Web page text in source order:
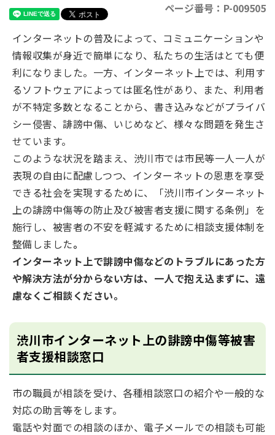
ページ番号：P-009505
インターネットの普及によって、コミュニケーションや
情報収集が身近で簡単になり、私たちの生活はとても便
利になりました。一方、インターネット上では、利用す
るソフトウェアによっては匿名性があり、また、利用者
が不特定多数となることから、書き込みなどがプライバ
シー侵害、誹謗中傷、いじめなど、様々な問題を発生さ
せています。
このような状況を踏まえ、渋川市では市民等一人一人が
表現の自由に配慮しつつ、インターネットの恩恵を享受
できる社会を実現するために、「渋川市インターネット
上の誹謗中傷等の防止及び被害者支援に関する条例」を
施行し、被害者の不安を軽減するために相談支援体制を
整備しました。
インターネット上で誹謗中傷などのトラブルにあった方
や解決方法が分からない方は、一人で抱え込まずに、遠
慮なくご相談ください。
渋川市インターネット上の誹謗中傷等被害
者支援相談窓口
市の職員が相談を受け、各種相談窓口の紹介や一般的な
対応の助言等をします。
電話や対面での相談のほか、電子メールでの相談も可能